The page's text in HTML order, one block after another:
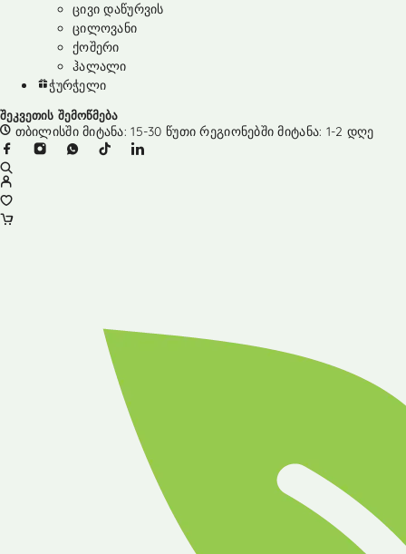
ცივი დაწურვის
ცილოვანი
ქოშერი
ჰალალი
ჭურჭელი
შეკვეთის შემოწმება
თბილისში მიტანა: 15-30 წუთი რეგიონებში მიტანა: 1-2 დღე